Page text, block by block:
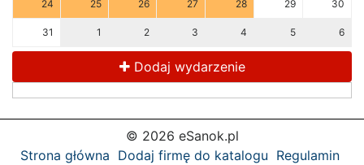
24 25 26 27 28 29 30
31 1 2 3 4 5 6
Dodaj wydarzenie
© 2026 eSanok.pl
Strona główna Dodaj firmę do katalogu Regulamin